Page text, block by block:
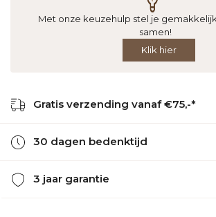
Met onze keuzehulp stel je
samen!
Klik hier
Gratis verzending vanaf €75,-*
30 dagen bedenktijd
3 jaar garantie